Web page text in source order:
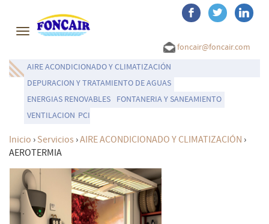
Toggle
foncair@foncair.com
AIRE ACONDICIONADO Y CLIMATIZACIÓN
DEPURACION Y TRATAMIENTO DE AGUAS
ENERGIAS RENOVABLES
FONTANERIA Y SANEAMIENTO
VENTILACION PCI
Inicio › Servicios ›AIRE ACONDICIONADO Y CLIMATIZACIÓN ›
AEROTERMIA